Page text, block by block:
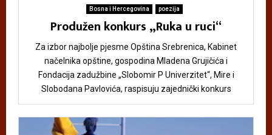
Bosna i Hercegovina poezija
Produžen konkurs „Ruka u ruci“
Za izbor najbolje pjesme Opština Srebrenica, Kabinet
načelnika opštine, gospodina Mladena Grujičića i
Fondacija zadužbine „Slobomir P Univerzitet“, Mire i
Slobodana Pavlovića, raspisuju zajednički konkurs